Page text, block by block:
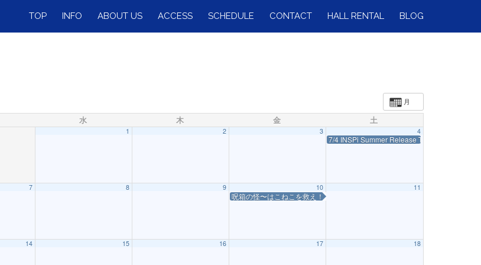
TOP INFO ABOUT US ACCESS SCHEDULE CONTACT HALL RENTAL BLOG
月
水 木 金 土
1 2 3 4
7/4 INSPi Summer Release Tour 2026 ～声六
7 8 9 10
呪箱の怪〜はこねこを救え！〜
11
14 15 16 17 18